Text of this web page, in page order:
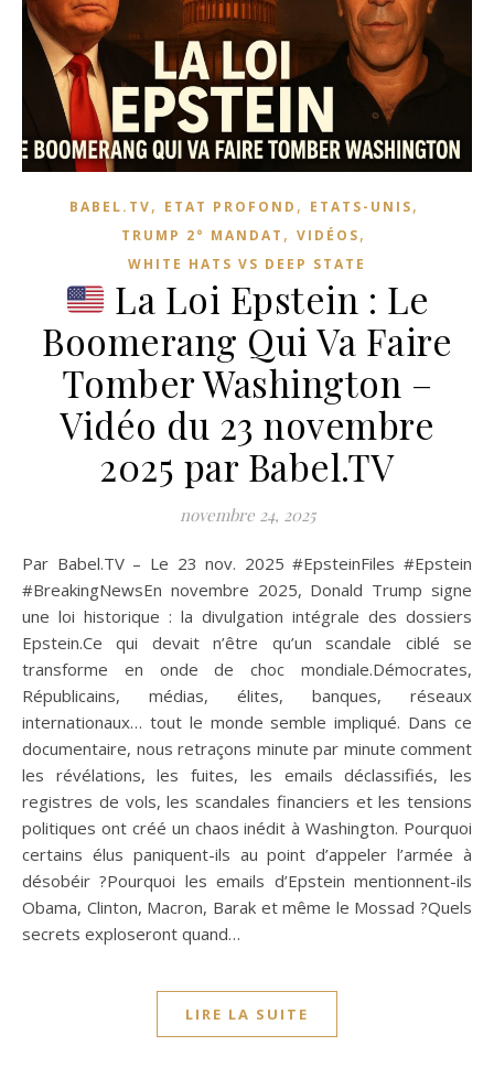
BABEL.TV, ETAT PROFOND , ETATS-UNIS,
TRUMP 2° MANDAT , VIDÉOS,
WHITE HATS VS DEEP STATE
La Loi Epstein : Le
Boomerang Qui Va Faire
Tomber Washington –
Vidéo du 23 novembre
2025 par Babel.TV
novembre 24, 2025
Par Babel.TV – Le 23 nov. 2025 #EpsteinFiles #Epstein
#BreakingNewsEn novembre 2025, Donald Trump signe
une loi historique : la divulgation intégrale des dossiers
Epstein.Ce qui devait n’être qu’un scandale ciblé se
transforme en onde de choc mondiale.Démocrates,
Républicains, médias, élites, banques, réseaux
internationaux… tout le monde semble impliqué. Dans ce
documentaire, nous retraçons minute par minute comment
les révélations, les fuites, les emails déclassifiés, les
registres de vols, les scandales financiers et les tensions
politiques ont créé un chaos inédit à Washington. Pourquoi
certains élus paniquent-ils au point d’appeler l’armée à
désobéir ?Pourquoi les emails d’Epstein mentionnent-ils
Obama, Clinton, Macron, Barak et même le Mossad ?Quels
secrets exploseront quand…
LIRE LA SUITE